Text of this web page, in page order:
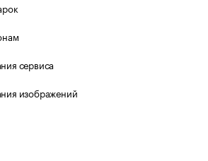
сервиса
изображений